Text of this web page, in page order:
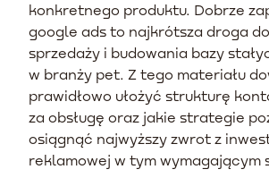
konkretnego produktu. Dobrze
google ads to najkrótsza droga
sprzedaży i budowania bazy
w branży pet. Z tego materiału
prawidłowo ułożyć strukturę
za obsługę oraz jakie strategie
osiągnąć najwyższy zwrot z
reklamowej w tym wymagającym